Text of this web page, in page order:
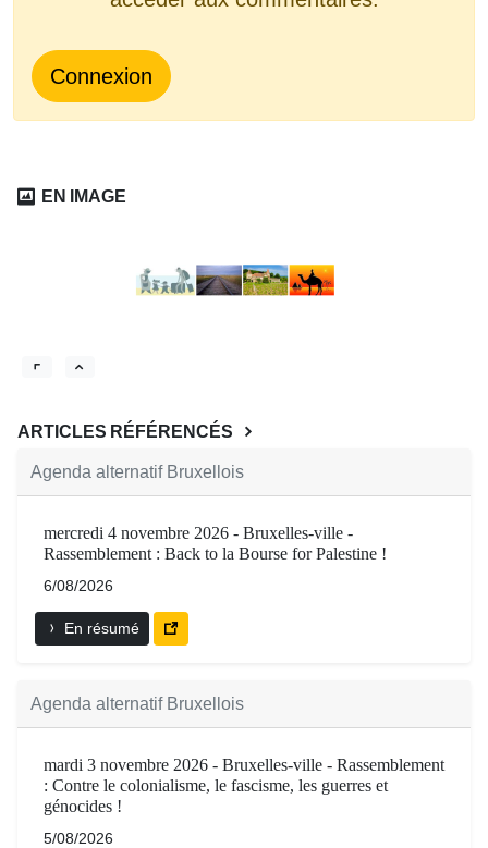
Connexion
EN IMAGE
ARTICLES RÉFÉRENCÉS
Agenda alternatif Bruxellois
mercredi 4 novembre 2026 - Bruxelles-ville -
Rassemblement : Back to la Bourse for Palestine !
6/08/2026
En résumé
Agenda alternatif Bruxellois
mardi 3 novembre 2026 - Bruxelles-ville - Rassemblement
: Contre le colonialisme, le fascisme, les guerres et
génocides !
5/08/2026